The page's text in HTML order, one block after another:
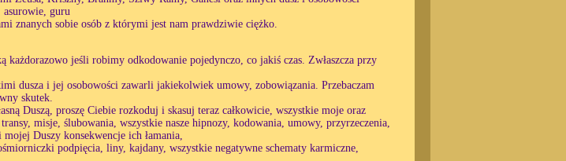
asurowie, guru
znanych sobie osób z którymi jest nam prawdziwie ciężko.
każdorazowo jeśli robimy odkodowanie pojedynczo, co jakiś czas. Zwłaszcza przy
dusza i jej osobowości zawarli jakiekolwiek umowy, zobowiązania. Przebaczam
skutek.
Duszą, proszę Ciebie rozkoduj i skasuj teraz całkowicie, wszystkie moje oraz
misje, ślubowania, wszystkie nasze hipnozy, kodowania, umowy, przyrzeczenia,
Duszy konsekwencje ich łamania,
podpięcia, liny, kajdany, wszystkie negatywne schematy karmiczne,